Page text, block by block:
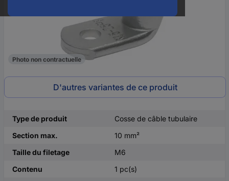
Photo non contractuelle
D'autres variantes de ce produit
Type de produit
Cosse de câble tubulaire
Section max.
10 mm²
Taille du filetage
M6
Contenu
1 pc(s)